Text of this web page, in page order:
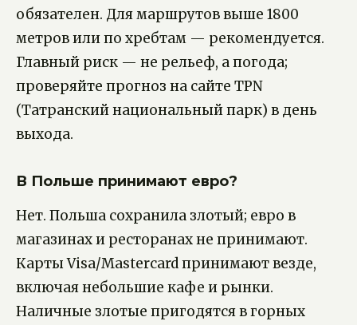
обязателен. Для маршрутов выше 1800
метров или по хребтам — рекомендуется.
Главный риск — не рельеф, а погода;
проверяйте прогноз на сайте TPN
(Татранский национальный парк) в день
выхода.
В Польше принимают евро?
Нет. Польша сохранила злотый; евро в
магазинах и ресторанах не принимают.
Карты Visa/Mastercard принимают везде,
включая небольшие кафе и рынки.
Наличные злотые пригодятся в горных